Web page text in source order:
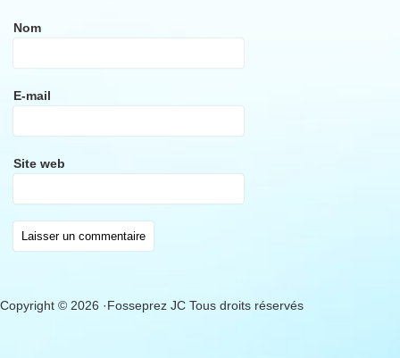
Nom
E-mail
Site web
Copyright © 2026 ·Fosseprez JC Tous droits réservés